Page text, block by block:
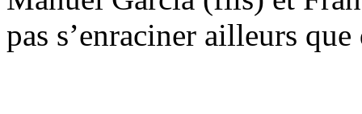
pas s’enraciner ailleurs que